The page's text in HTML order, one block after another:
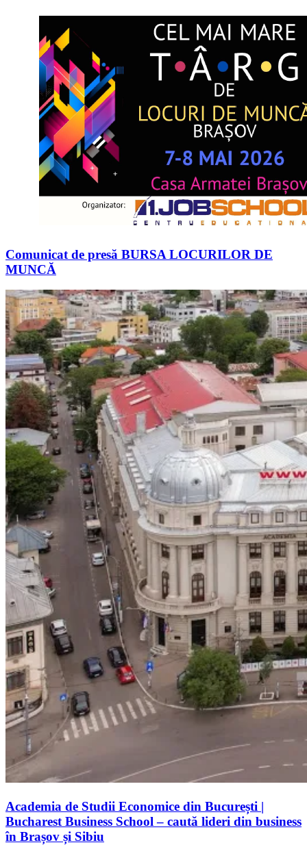
Comunicat de presă BURSA LOCURILOR DE
MUNCĂ
Academia de Studii Economice din București |
Bucharest Business School – caută lideri din business
în Brașov și Sibiu